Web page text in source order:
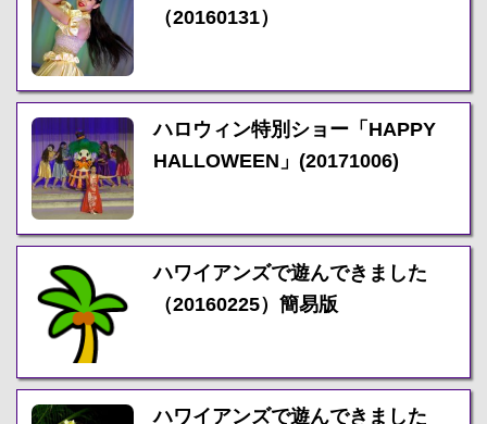
（20160131）
ハロウィン特別ショー「HAPPY
HALLOWEEN」(20171006)
ハワイアンズで遊んできました
（20160225）簡易版
ハワイアンズで遊んできました